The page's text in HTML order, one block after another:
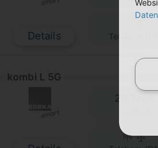
Details Telekom (D1)
kombi L 5G
28 Tage